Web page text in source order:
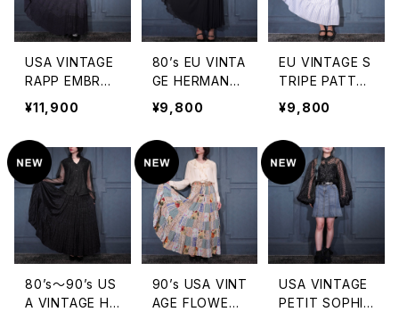
ート
フリルデザインシ
ルクティアード
スカート
USA VINTAGE
RAPP EMBROI
DERY DESIGN
RAYON LONG
SKIRT/アメリカ
古着刺繍デザイ
ンレーヨンロン
グスカート
¥11,900
80’s EU VINTA
GE HERMANN
LANGE COLLE
CTION BLACK
COLOR FLARE
LONG SKIRT
MADE IN WES
T GERMANY/8
0年代ヨーロッ
パ古着ブラック
カラーフレアロ
ングスカート
¥9,800
EU VINTAGE S
TRIPE PATTER
NED COTTON
LONG SKIRT/
ヨーロッパ古着
ストライプ柄コッ
トンロングスカ
ート
¥9,800
80’s〜90’s US
A VINTAGE He
90’s USA VINT
AGE FLOWER
USA VINTAGE
PETIT SOPHIS